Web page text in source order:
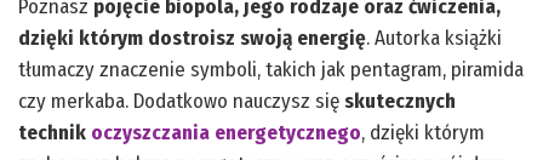
Poznasz pojęcie biopola, jego rodzaje oraz ćwiczenia,
dzięki którym dostroisz swoją energię. Autorka książki
tłumaczy znaczenie symboli, takich jak pentagram, piramida
czy merkaba. Dodatkowo nauczysz sięskutecznych
technik oczyszczania energetycznego, dzięki którym